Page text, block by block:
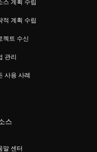
스 계획 수립
적 계획 수립
젝트 수신
관리
사용 사례
스
말 센터